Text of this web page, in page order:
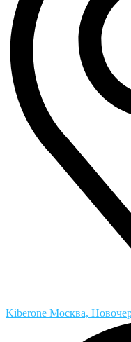
Kiberone Москва,